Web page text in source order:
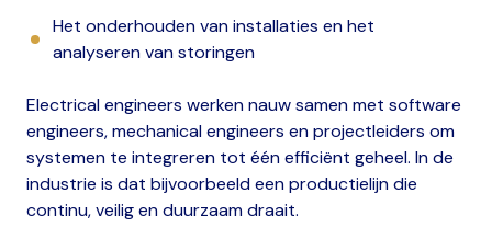
Het onderhouden van installaties en het
analyseren van storingen
Electrical engineers werken nauw samen met software
engineers, mechanical engineers en projectleiders om
systemen te integreren tot één efficiënt geheel. In de
industrie is dat bijvoorbeeld een productielijn die
continu, veilig en duurzaam draait.